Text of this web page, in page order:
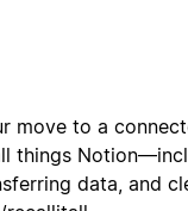
move to a
all things
data, and